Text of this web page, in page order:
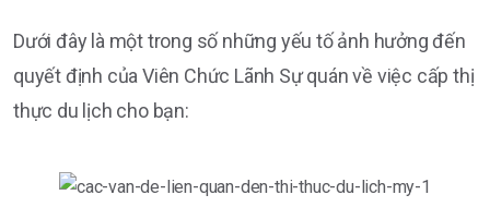
Dưới đây là một trong số những yếu tố ảnh hưởng đến
quyết định của Viên Chức Lãnh Sự quán về việc cấp thị
thực du lịch cho bạn: